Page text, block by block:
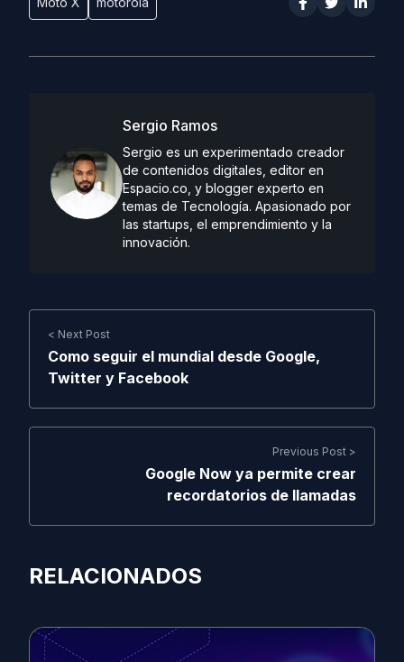
Sergio Ramos
Sergio es un experimentado creador
de contenidos digitales, editor en
Espacio.co, y blogger experto en
temas de Tecnología. Apasionado por
las startups, el emprendimiento y la
innovación.
< Next Post
Como seguir el mundial desde Google,
Twitter y Facebook
Previous Post >
Google Now ya permite crear
recordatorios de llamadas
RELACIONADOS